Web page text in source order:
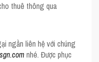
thuê thông qua
ngần liên hệ với chúng
nhé. Được phục